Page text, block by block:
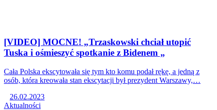
[VIDEO] MOCNE! „Trzaskowski chciał utopić
Tuska i ośmieszyć spotkanie z Bidenem „
Cała Polska ekscytowała się tym kto komu podał rękę, a jedną z
osób, która kreowała stan ekscytacji był prezydent Warszawy,…
26.02.2023
Aktualności